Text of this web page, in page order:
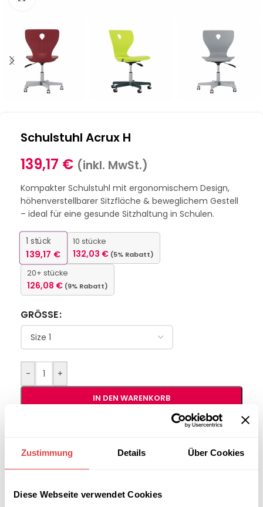
Zustimmung Details Über Cookies
Diese Webseite verwendet Cookies
Schulstuhl Acrux H
139,17 € (inkl. MwSt.)
Kompakter Schulstuhl mit ergonomischem Design,
höhenverstellbarer Sitzfläche & beweglichem Gestell
– ideal für eine gesunde Sitzhaltung in Schulen.
1 stück
139,17 €
10 stücke
132,03 € (5% Rabatt)
20+ stücke
126,08 € (9% Rabatt)
GRÖSSE
- +
IN DEN WARENKORB
größeren
Stückzahlen?
anfordern